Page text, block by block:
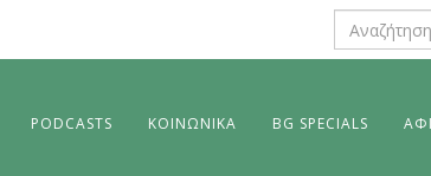
PODCASTS ΚΟΙΝΩΝΙΚΑ BG SPECIALS